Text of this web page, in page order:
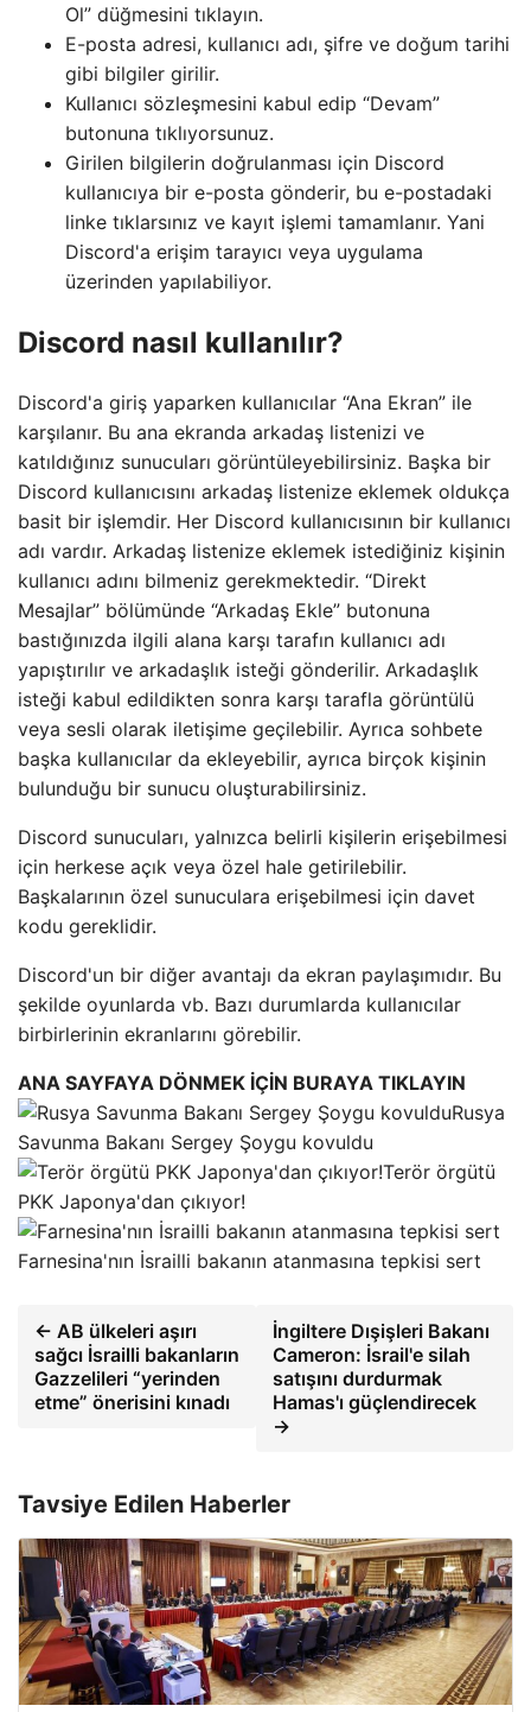
Ol” düğmesini tıklayın.
E-posta adresi, kullanıcı adı, şifre ve doğum tarihi
gibi bilgiler girilir.
Kullanıcı sözleşmesini kabul edip “Devam”
butonuna tıklıyorsunuz.
Girilen bilgilerin doğrulanması için Discord
kullanıcıya bir e-posta gönderir, bu e-postadaki
linke tıklarsınız ve kayıt işlemi tamamlanır. Yani
Discord'a erişim tarayıcı veya uygulama
üzerinden yapılabiliyor.
Discord nasıl kullanılır?
Discord'a giriş yaparken kullanıcılar “Ana Ekran” ile
karşılanır. Bu ana ekranda arkadaş listenizi ve
katıldığınız sunucuları görüntüleyebilirsiniz. Başka bir
Discord kullanıcısını arkadaş listenize eklemek oldukça
basit bir işlemdir. Her Discord kullanıcısının bir kullanıcı
adı vardır. Arkadaş listenize eklemek istediğiniz kişinin
kullanıcı adını bilmeniz gerekmektedir. “Direkt
Mesajlar” bölümünde “Arkadaş Ekle” butonuna
bastığınızda ilgili alana karşı tarafın kullanıcı adı
yapıştırılır ve arkadaşlık isteği gönderilir. Arkadaşlık
isteği kabul edildikten sonra karşı tarafla görüntülü
veya sesli olarak iletişime geçilebilir. Ayrıca sohbete
başka kullanıcılar da ekleyebilir, ayrıca birçok kişinin
bulunduğu bir sunucu oluşturabilirsiniz.
Discord sunucuları, yalnızca belirli kişilerin erişebilmesi
için herkese açık veya özel hale getirilebilir.
Başkalarının özel sunuculara erişebilmesi için davet
kodu gereklidir.
Discord'un bir diğer avantajı da ekran paylaşımıdır. Bu
şekilde oyunlarda vb. Bazı durumlarda kullanıcılar
birbirlerinin ekranlarını görebilir.
ANA SAYFAYA DÖNMEK İÇİN BURAYA TIKLAYIN
Rusya
Savunma Bakanı Sergey Şoygu kovuldu
Terör örgütü
PKK Japonya'dan çıkıyor!
Farnesina'nın İsrailli bakanın atanmasına tepkisi sert
← AB ülkeleri aşırı
sağcı İsrailli bakanların
Gazzelileri “yerinden
etme” önerisini kınadı
İngiltere Dışişleri Bakanı
Cameron: İsrail'e silah
satışını durdurmak
Hamas'ı güçlendirecek
→
Tavsiye Edilen Haberler